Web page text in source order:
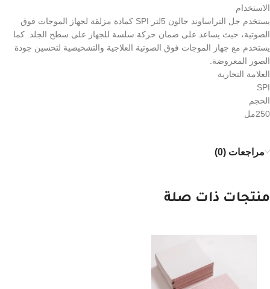
الاستخدام
يستخدم جل التراساوند جالون 5لتر SPI كمادة مزلقة لجهاز الموجات فوق
الصوتية، حيث يساعد على ضمان حركة سلسة للجهاز على سطح الجلد. كما
يستخدم مع جهاز الموجات فوق الصوتية العلاجية والتشخيصية لتحسين جودة
الصور المعروضة.
العلامة التجارية
SPI
الحجم
250مل
مراجعات (0)
منتجات ذات صلة